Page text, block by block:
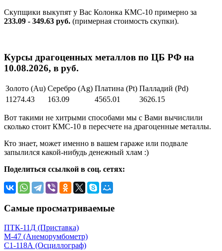
Скупщики выкупят у Вас Колонка КМС-10 примерно за
233.09 - 349.63 руб. (примерная стоимость скупки).
Курсы драгоценных металлов по ЦБ РФ на
10.08.2026, в руб.
Золото (Au) Серебро (Ag) Платина (Pt) Палладий (Pd)
11274.43
163.09 4565.01 3626.15
Вот такими не хитрыми способами мы с Вами вычислили
сколько стоит КМС-10 в пересчете на драгоценные металлы.
Кто знает, может именно в вашем гараже или подвале
запылился какой-нибудь денежный хлам :)
Поделиться ссылкой в соц. сетях:
Самые просматриваемые
ПТК-11Д (Приставка)
М-47 (Анеморумбометр)
С1-118А (Осциллограф)